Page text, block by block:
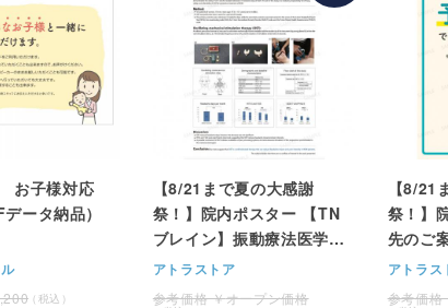
お子様対応
ータ納品）
【8/21まで夏の大感謝
祭！】院内ポスター 【TN
ブレイン】振動療法医学論
文 B2
アトラストア
オープン価格
【8/21
祭！】
先のご
アトラス